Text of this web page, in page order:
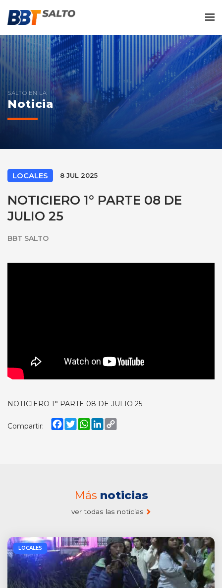
SALTO EN LA
Noticia
LOCALES 8 JUL 2025
NOTICIERO 1° PARTE 08 DE
JULIO 25
BBT SALTO
NOTICIERO 1° PARTE 08 DE JULIO 25
Compartir:
Facebook
TwitterWhatsApp
LinkedInCopy
Más noticias
ver todas las noticias
LOCALES